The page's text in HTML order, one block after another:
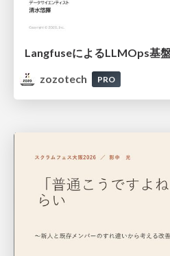
LangfuseによるLLMOps基
zozotech
PRO